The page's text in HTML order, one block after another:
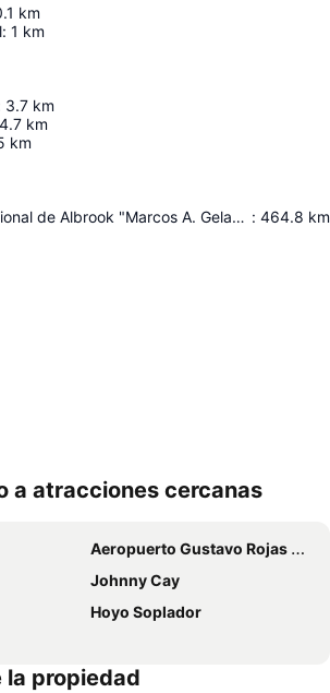
km
: 1 km
3.7 km
4.7 km
km
Aeropuerto Internacional de Albrook "Marcos A. Gelabert" : 464.8 km
a atracciones cercanas
Aeropuerto Gustavo Rojas Pinilla
Johnny Cay
Hoyo Soplador
la propiedad